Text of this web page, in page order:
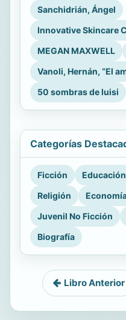
Sanchidrián, Ángel
Innovative Skincare
MEGAN MAXWELL
Vanoli, Hernán, “El
50 sombras de luisi
Categorías
Ficción Educación
Religión
Juvenil No Ficción
Biografía
Libro Anterior